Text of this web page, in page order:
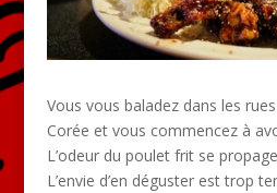
Vous vous baladez dans les
Corée et vous commencez à
L’odeur du poulet frit se
L’envie d’en déguster est trop